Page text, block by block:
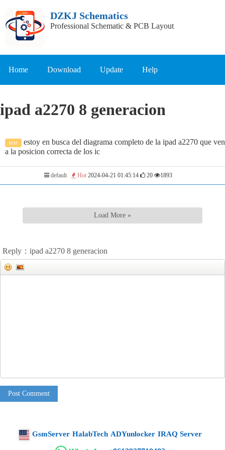
DZKJ Schematics
Professional Schematic & PCB Layout
Home Download Update Help
ipad a2270 8 generacion
text
estoy en busca del diagrama completo de la ipad a2270 que
a la posicion correcta de los ic
default Hot 2024-04-21 01:45:14 20 1893
Load More »
Reply：ipad a2270 8 generacion
Post Comment
GsmServer HalabTech ADYunlocker IRAQ Server